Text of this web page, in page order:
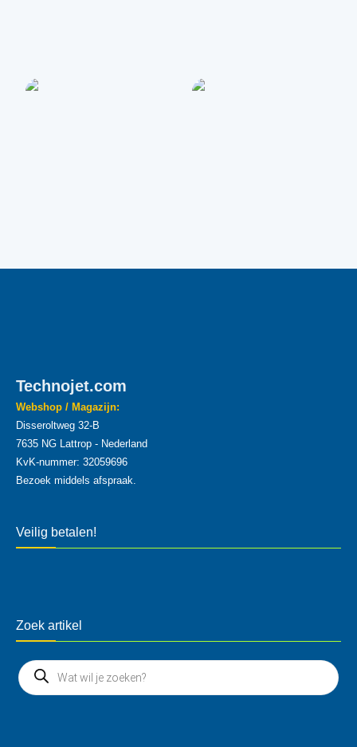
Technojet.com
Webshop / Magazijn:
Disseroltweg 32-B
7635 NG Lattrop - Nederland
KvK-nummer: 32059696
Bezoek middels afspraak.
Veilig betalen!
Zoek artikel